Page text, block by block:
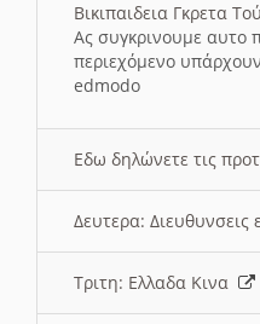
Βικιπαιδεια Γκρετα
Ας συγκρινουμε αυτο
περιεχόμενο
edmodo
Εδω δηλώνετε τις
Δευτερα: Διευθυνσεις
Τριτη: Ελλαδα Κινα